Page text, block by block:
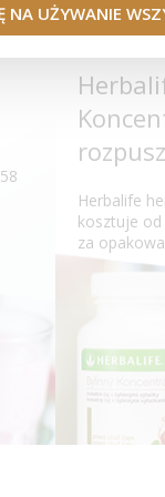
Herbalife
kosztuje od
za
NA UŻYWANIE